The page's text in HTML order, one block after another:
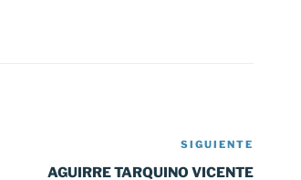
entrada
SIGUIENTE
AGUIRRE TARQUINO VICENTE